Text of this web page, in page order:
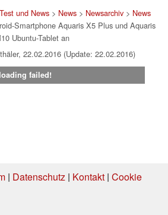
und News> News> Newsarchiv> News
Smartphone Aquaris X5 Plus und Aquaris
Ubuntu-Tablet an
22.02.2016 (Update: 22.02.2016)
loading failed!
| Datenschutz| Kontakt| Cookie